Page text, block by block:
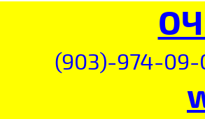
(903)-974-09-